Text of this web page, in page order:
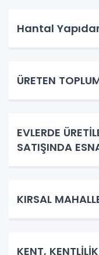
Hantal
ÜRETEN
EVLERDE
SATIŞINDA
KIRSAL
KENT,